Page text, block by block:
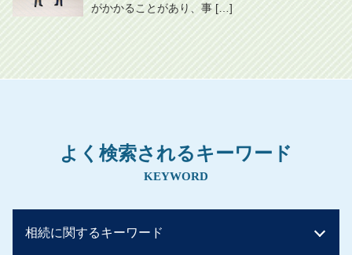
がかかることがあり、事 […]
よく検索されるキーワード
KEYWORD
相続に関するキーワード